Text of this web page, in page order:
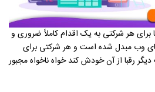
برای هر شرکتی به یک اقدام کاملاً ضروری و
وب مبدل شده است و هر شرکتی برای
رقبا از آن خودش کند خواه ناخواه مجبور